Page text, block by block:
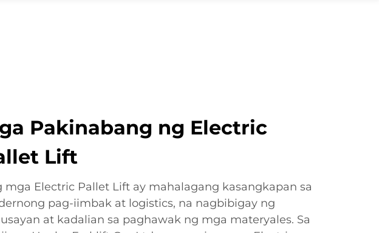
Pakinabang ng Electric
Lift
mga Electric Pallet Lift ay mahalagang kasangkapan sa
pag-iimbak at logistics, na nagbibigay ng
at kadalian sa paghawak ng mga materyales. Sa